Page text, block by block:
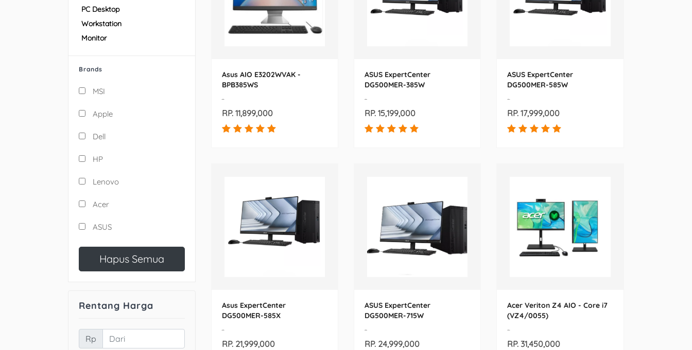
PC Desktop
Workstation
Monitor
Brands
MSI
Apple
Dell
HP
Lenovo
Acer
ASUS
Hapus Semua
Rentang Harga
Rp
Asus AIO E3202WVAK -
BPB385WS
-
RP. 11,899,000
ASUS ExpertCenter
DG500MER-385W
-
RP. 15,199,000
ASUS ExpertCenter
DG500MER-585W
-
RP. 17,999,000
Asus ExpertCenter
DG500MER-585X
-
RP. 21,999,000
ASUS ExpertCenter
DG500MER-715W
-
RP. 24,999,000
Acer Veriton Z4 AIO - Core i7
(VZ4/0055)
-
RP. 31,450,000